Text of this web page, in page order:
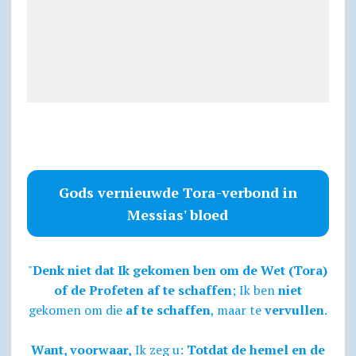
Gods vernieuwde Tora-verbond in
Messias' bloed
"Denk niet dat Ik gekomen ben om de Wet (Tora)
of de Profeten af te schaffen; Ik benniet
gekomen om die af te schaffen, maar tevervullen.
Want, voorwaar, Ik zeg u: Totdat de hemel en de